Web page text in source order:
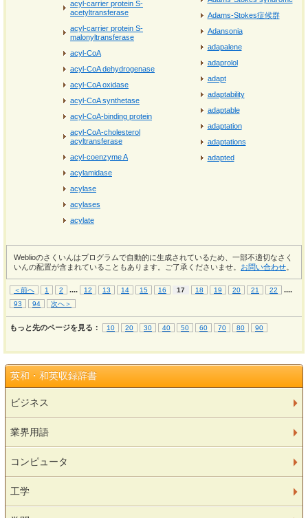
acyl-carrier protein S-
acetyltransferase
acyl-carrier protein S-
malonyltransferase
acyl-CoA
acyl-CoA dehydrogenase
acyl-CoA oxidase
acyl-CoA synthetase
acyl-CoA-binding protein
acyl-CoA-cholesterol
acyltransferase
acyl-coenzyme A
acylamidase
acylase
acylases
acylate
Adams-Stokes症候群
Adansonia
adapalene
adaprolol
adapt
adaptability
adaptable
adaptation
adaptations
adapted
Weblioのさくいんはプログラムで自動的に生成されているため、一部不適切なさく
いんの配置が含まれていることもあります。ご了承くださいませ。 お問い合わせ
＜前へ 1 2 .... 12 13 14 15 16 17 18 19 20 21 22 ....
93 94 次へ＞
もっと先のページを見る： 10 20 30 40 50 60 70 80 90
英和・和英収録辞書
ビジネス
業界用語
コンピュータ
工学